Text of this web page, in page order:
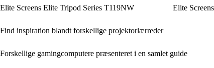
Elite Screens Elite Tripod Series T119NW
Elite
Find inspiration blandt forskellige projektorlærreder
Forskellige gamingcomputere præsenteret i en samlet guide